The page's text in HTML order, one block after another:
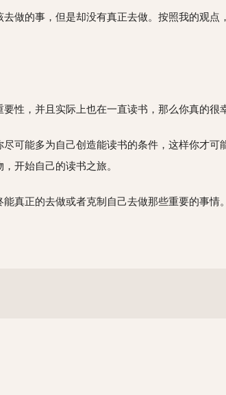
做的事，但是却没有真正去做。按照我的观
性，并且实际上也在一直读书，那么你真的很
可能多为自己创造能读书的条件，这样你才
开始自己的读书之旅。
真正的去做或者克制自己去做那些重要的事情。